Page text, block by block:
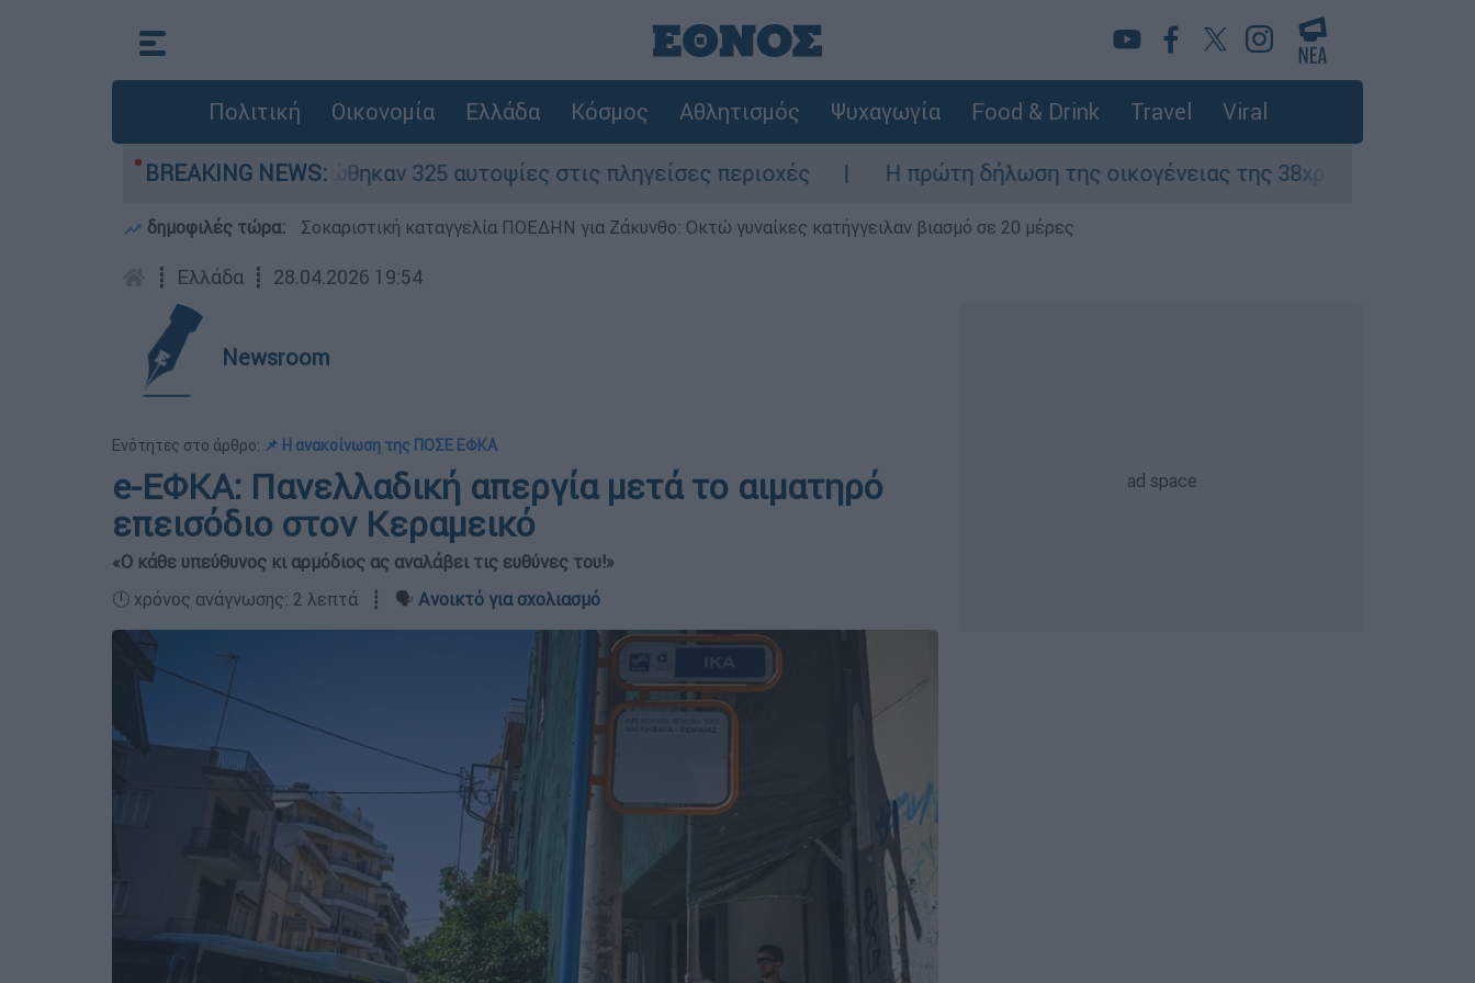
Πολιτική Οικονομία Ελλάδα Κόσμος Αθλητισμός Ψυχαγωγία Food & Drink Travel Viral
BREAKING NEWS:
- Ολοκληρώθηκαν 325 αυτοψίες στις πληγείσες περιοχές Η πρώτη δήλωση της οικογένειας της 38χρονης Βρετανίδας που
δημοφιλές τώρα: Σοκαριστική καταγγελία ΠΟΕΔΗΝ για Ζάκυνθο: Οκτώ γυναίκες κατήγγειλαν βιασμό σε 20 μέρες
┋ Ελλάδα ┋ 28.04.2026 19:54
Newsroom
Ενότητες στο άρθρο: 📌 Η ανακοίνωση της ΠΟΣΕ ΕΦΚΑ
e-ΕΦΚΑ: Πανελλαδική απεργία μετά το αιματηρό
επεισόδιο στον Κεραμεικό
«Ο κάθε υπεύθυνος κι αρμόδιος ας αναλάβει τις ευθύνες του!»
🕛 χρόνος ανάγνωσης: 2 λεπτά ┋ 🗣️ Ανοικτό για σχολιασμό